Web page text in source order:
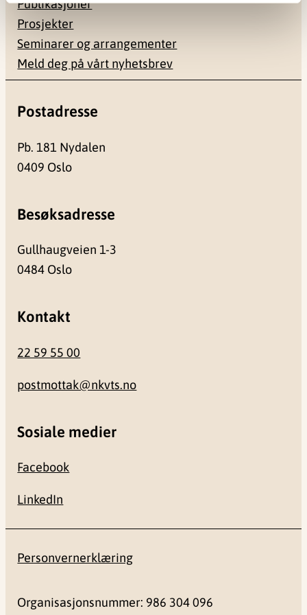
Publikasjoner
Prosjekter
Seminarer og arrangementer
Meld deg på vårt nyhetsbrev
Postadresse
Pb. 181 Nydalen
0409 Oslo
Besøksadresse
Gullhaugveien 1-3
0484 Oslo
Kontakt
22 59 55 00
postmottak@nkvts.no
Sosiale medier
Facebook
LinkedIn
Personvernerklæring
Organisasjonsnummer: 986 304 096